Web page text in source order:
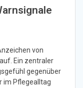
von
Ein zentraler
gegenüber
im Pflegealltag